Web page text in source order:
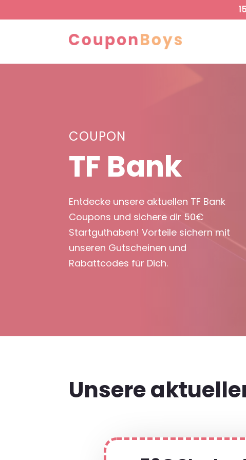
COUPON
TF Bank
Entdecke unsere aktuellen TF Bank
Coupons und sichere dir 50€
Startguthaben! Vorteile sichern mit
unseren Gutscheinen und
Rabattcodes für Dich.
Unsere